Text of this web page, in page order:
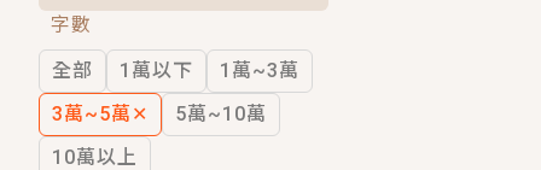
穿越｜《穿越遠古後成了野人娘子》你
字數
全部
1萬以下
1萬~3萬
3萬~5萬 ✕
5萬~10萬
10萬以上